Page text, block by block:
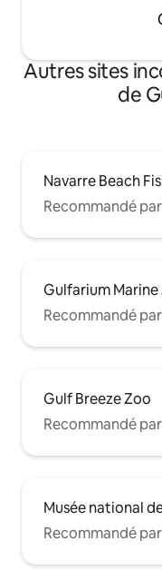
Autres sites
de
Navarre Beach
Recommandé
Gulfarium
Recommandé
Gulf Breeze Zoo
Recommandé
Musée national
Recommandé